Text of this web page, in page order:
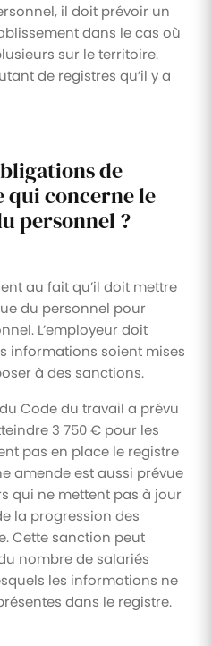
il doit prévoir un
dans le cas où
sur le territoire.
de registres qu’il y a
de
qui concerne le
personnel ?
au fait qu’il doit mettre
du personnel pour
L’employeur doit
informations soient mises
à des sanctions.
du Code du travail a prévu
3 750 € pour les
pas en place le registre
amende est aussi prévue
qui ne mettent pas à jour
la progression des
Cette sanction peut
nombre de salariés
les informations ne
dans le registre.